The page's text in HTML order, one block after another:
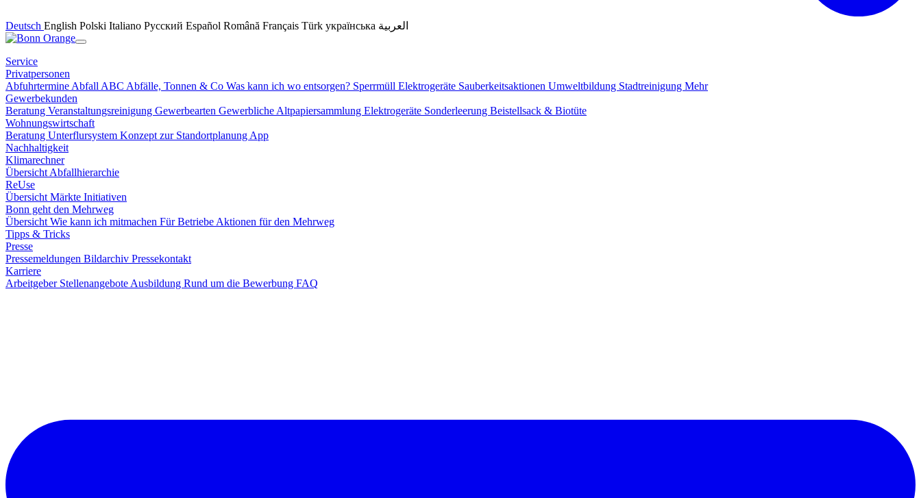
Deutsch English Polski Italiano Русский Español Română Français Türk українська العربية
Service
Privatpersonen
Abfuhrtermine Abfall ABC Abfälle, Tonnen & Co Was kann ich wo entsorgen? Sperrmüll Elektrogeräte Sauberkeitsaktionen Umweltbildung Stadtreinigung Mehr
Gewerbekunden
Beratung Veranstaltungsreinigung Gewerbearten Gewerbliche Altpapiersammlung Elektrogeräte Sonderleerung Beistellsack & Biotüte
Wohnungswirtschaft
Beratung Unterflursystem Konzept zur Standortplanung App
Nachhaltigkeit
Klimarechner
Übersicht Abfallhierarchie
ReUse
Übersicht Märkte Initiativen
Bonn geht den Mehrweg
Übersicht Wie kann ich mitmachen Für Betriebe Aktionen für den Mehrweg
Tipps & Tricks
Presse
Pressemeldungen Bildarchiv Pressekontakt
Karriere
Arbeitgeber Stellenangebote Ausbildung Rund um die Bewerbung FAQ